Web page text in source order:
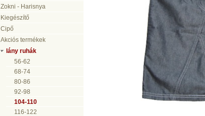
Zokni - Harisnya
Kiegészítő
Cipő
Akciós termékek
lány ruhák
56-62
68-74
80-86
92-98
104-110
116-122